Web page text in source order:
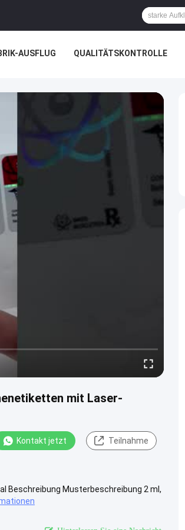
AUSFLUG QUALITÄTSKONTROLLE
mit Laser-
Kontakt jetzt Teilnahme
Beschreibung Musterbeschreibung 2 ml,